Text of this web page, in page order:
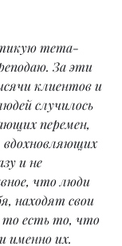
тета-
За эти
клиентов и
случилось
перемен,
вдохновляющих
и не
что люди
находят свои
есть то, что
именно их.